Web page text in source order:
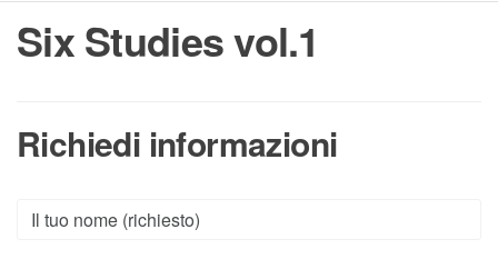
Six Studies vol.1
Richiedi informazioni